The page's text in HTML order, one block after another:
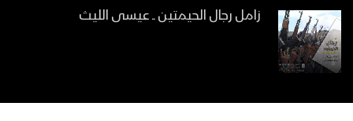
زامل رجال الحيمتين ــ عيسى الليث